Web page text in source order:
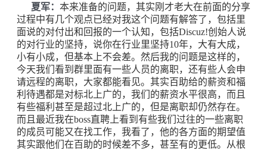
夏军： 本来准备的问题，其实刚才老大在前面的分享
过程中有几个观点已经对我这个问题有解答了，包括里
面说的对付出和回报的一个认知，包括Discuz!创始人说
的对行业的坚持，说你在行业里坚持10年，大有大成，
小有小成，但基本上不会差。然后我的问题是这样的，
今天我们看到群里面有一些人员的离职，还有些人会申
请远程的离职，大家都能看见。其实百助给的薪资和福
利待遇都是对标北上广的，我们的薪资水平很高，而且
有些福利甚至是超过北上广的，但是离职却仍然存在。
而且最近我在boss直聘上看到有些我们过往的一些离职
的成员可能又在找工作，我看了，他的各方面的期望值
其实跟他们在百助的时候差不多，甚至有的更低。从根